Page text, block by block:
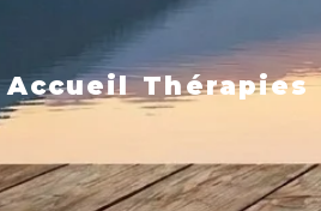
Accueil Thérapies